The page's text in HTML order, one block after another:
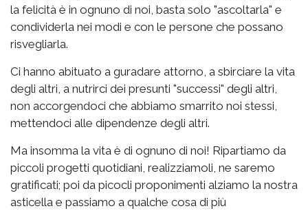
la felicità è in ognuno di noi, basta solo "ascoltarla" e
condividerla nei modi e con le persone che possano
risvegliarla.
Ci hanno abituato a guradare attorno, a sbirciare la vita
degli altri, a nutrirci dei presunti "successi" degli altri,
non accorgendoci che abbiamo smarrito noi stessi,
mettendoci alle dipendenze degli altri.
Ma insomma la vita è di ognuno di noi! Ripartiamo da
piccoli progetti quotidiani, realizziamoli, ne saremo
gratificati; poi da picocli proponimenti alziamo la nostra
asticella e passiamo a qualche cosa di più